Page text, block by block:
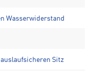
Wasserwiderstand
Sitz